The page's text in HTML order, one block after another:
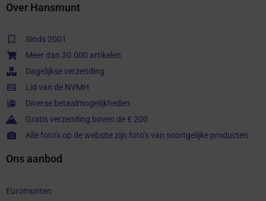
Over Hansmunt
Sinds 2001
Meer dan 30.000 artikelen
Dagelijkse verzending
Lid van de NVMH
Diverse betaalmogelijkheden
Gratis verzending boven de € 200
Alle foto’s op de website zijn foto’s van soortgelijke producten
Ons aanbod
Euromunten